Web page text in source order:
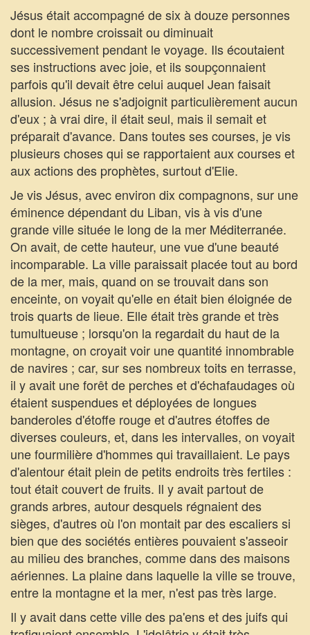
Jésus était accompagné de six à douze personnes
dont le nombre croissait ou diminuait
successivement pendant le voyage. Ils écoutaient
ses instructions avec joie, et ils soupçonnaient
parfois qu'il devait être celui auquel Jean faisait
allusion. Jésus ne s'adjoignit particulièrement aucun
d'eux ; à vrai dire, il était seul, mais il semait et
préparait d'avance. Dans toutes ses courses, je vis
plusieurs choses qui se rapportaient aux courses et
aux actions des prophètes, surtout d'Elie.
Je vis Jésus, avec environ dix compagnons, sur une
éminence dépendant du Liban, vis à vis d'une
grande ville située le long de la mer Méditerranée.
On avait, de cette hauteur, une vue d'une beauté
incomparable. La ville paraissait placée tout au bord
de la mer, mais, quand on se trouvait dans son
enceinte, on voyait qu'elle en était bien éloignée de
trois quarts de lieue. Elle était très grande et très
tumultueuse ; lorsqu'on la regardait du haut de la
montagne, on croyait voir une quantité innombrable
de navires ; car, sur ses nombreux toits en terrasse,
il y avait une forêt de perches et d'échafaudages où
étaient suspendues et déployées de longues
banderoles d'étoffe rouge et d'autres étoffes de
diverses couleurs, et, dans les intervalles, on voyait
une fourmilière d'hommes qui travaillaient. Le pays
d'alentour était plein de petits endroits très fertiles :
tout était couvert de fruits. Il y avait partout de
grands arbres, autour desquels régnaient des
sièges, d'autres où l'on montait par des escaliers si
bien que des sociétés entières pouvaient s'asseoir
au milieu des branches, comme dans des maisons
aériennes. La plaine dans laquelle la ville se trouve,
entre la montagne et la mer, n'est pas très large.
Il y avait dans cette ville des pa'ens et des juifs qui